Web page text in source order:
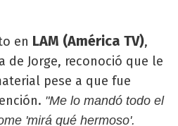
en LAM (América TV),
de Jorge, reconoció que le
pese a que fue
"Me lo mandó todo el
'mirá qué hermoso'.